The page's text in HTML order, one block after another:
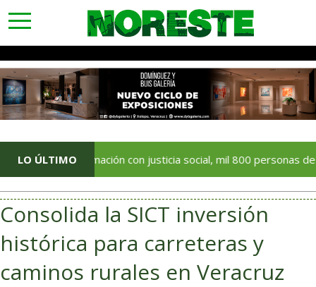
toggle
navigation
LO ÚLTIMOcon justicia social, mil 800 personas de siete
Consolida la SICT inversión
histórica para carreteras y
caminos rurales en Veracruz